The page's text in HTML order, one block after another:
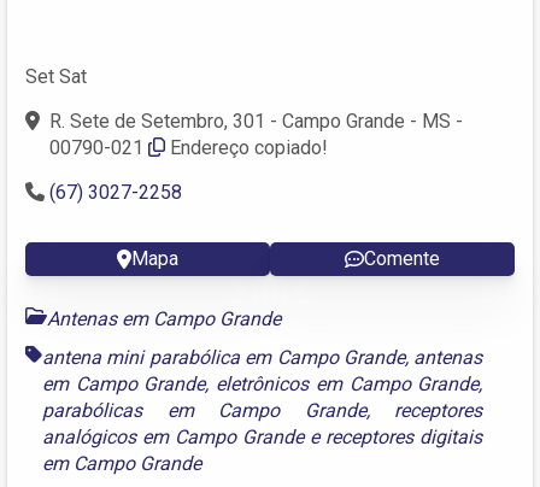
Set Sat
R. Sete de Setembro, 301 - Campo Grande - MS -
00790-021
Endereço copiado!
(67) 3027-2258
Mapa Comente
Antenas em Campo Grande
antena mini parabólica em Campo Grande, antenas
em Campo Grande, eletrônicos em Campo Grande,
parabólicas em Campo Grande, receptores
analógicos em Campo Grandee receptores digitais
em Campo Grande